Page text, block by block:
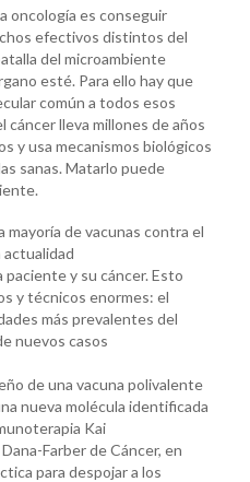
oncología es conseguir
efectivos distintos del
del microambiente
esté. Para ello hay que
común a todos esos
cáncer lleva millones de años
y usa mecanismos biológicos
sanas. Matarlo puede
de vacunas contra el
actualidad
paciente y su cáncer. Esto
y técnicos enormes: el
más prevalentes del
nuevos casos
de una vacuna polivalente
nueva molécula identificada
Kai
Farber de Cáncer, en
para despojar a los